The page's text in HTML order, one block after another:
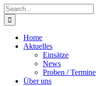
Skip
to
content
Search
for:
Home
Aktuelles
Einsätze
News
Proben / Termine
Über uns